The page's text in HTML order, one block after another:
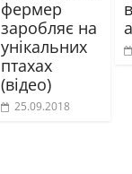
фермер
заробляє на
унікальних
птахах
(відео)
25.09.2018